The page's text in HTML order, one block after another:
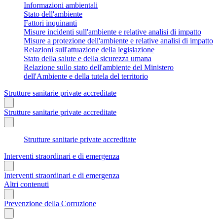
Informazioni ambientali
Stato dell'ambiente
Fattori inquinanti
Misure incidenti sull'ambiente e relative analisi di impatto
Misure a protezione dell'ambiente e relative analisi di impatto
Relazioni sull'attuazione della legislazione
Stato della salute e della sicurezza umana
Relazione sullo stato dell'ambiente del Ministero
dell'Ambiente e della tutela del territorio
Strutture sanitarie private accreditate
Strutture sanitarie private accreditate
Strutture sanitarie private accreditate
Interventi straordinari e di emergenza
Interventi straordinari e di emergenza
Altri contenuti
Prevenzione della Corruzione